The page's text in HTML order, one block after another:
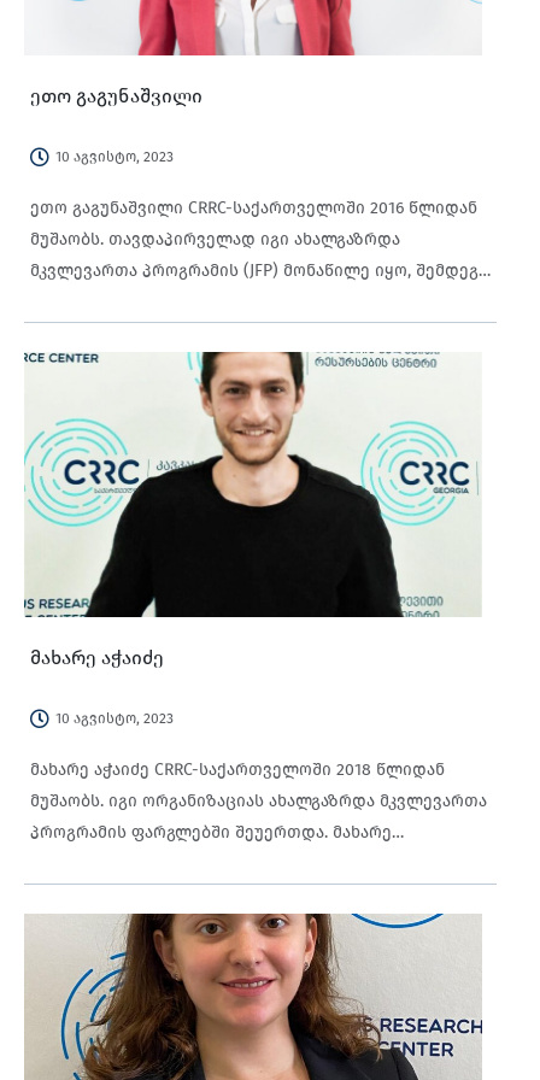
ეთო გაგუნაშვილი
10 აგვისტო, 2023
ეთო გაგუნაშვილი CRRC-საქართველოში 2016 წლიდან
მუშაობს. თავდაპირველად იგი ახალგაზრდა
მკვლევართა პროგრამის (JFP) მონაწილე იყო, შემდეგ
მონაცემთა თვისებრივ და რაოდენობრივ ანალიზზე
მუშაობს. ამასთანავე, იგი ჩართულია ODK ფორმის
შექმნის პროცესში და მონაწილეობს მონაცემთა
შეგროვების მართვის პროცედურებში. ეთო ფლობს
ბაკალავრის ხარისხს სოციალური მეცნიერებების
დარგში და მაგისტრის ხარისხს სოციოლოგიაში ივანე
ჯავახიშვილის სახელობის თბილისის სახელმწიფო
უნივერსიტეტიდან (თსუ).
მახარე აჭაიძე
10 აგვისტო, 2023
მახარე აჭაიძე CRRC-საქართველოში 2018 წლიდან
მუშაობს. იგი ორგანიზაციას ახალგაზრდა მკვლევართა
პროგრამის ფარგლებში შეუერთდა. მახარე
მოვალეობები მოიცავს: ველის მართვას, ODK
კითხვარის ფორმების პროგრამირებასა და
მონაცემთა ბაზის წმენდას. იგი, ასევე, აკაბადონებს
ანგარიშებს და ქმნის ინფოგრაფიკებს, პოსტერებს და
სხვა ვიზუალურ/პოლიგრაფიულ მასალას. მახარე